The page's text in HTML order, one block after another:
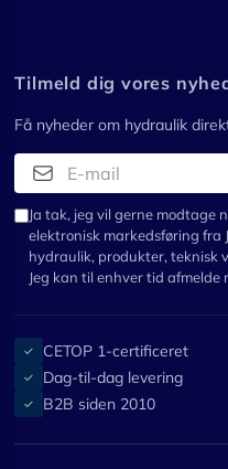
Tilmeld dig vores
Få nyheder om hydraulik
Ja tak, jeg vil gerne modtage
elektronisk markedsføring fra
hydraulik, produkter, teknisk
Jeg kan til enhver tid afmelde
✓ CETOP 1-certificeret
✓ Dag-til-dag levering
✓ B2B siden 2010